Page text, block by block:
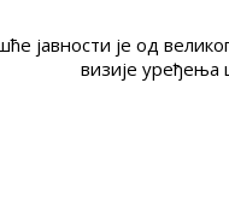
јавности је од
визије уређења